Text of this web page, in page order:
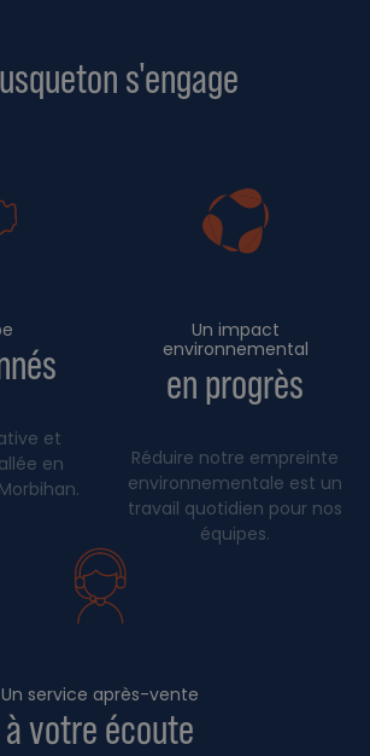
s'engage
et
en
Un impact
environnemental
en progrès
Réduire notre empreinte
environnementale est un
travail quotidien pour nos
équipes.
Un service après-vente
à votre écoute